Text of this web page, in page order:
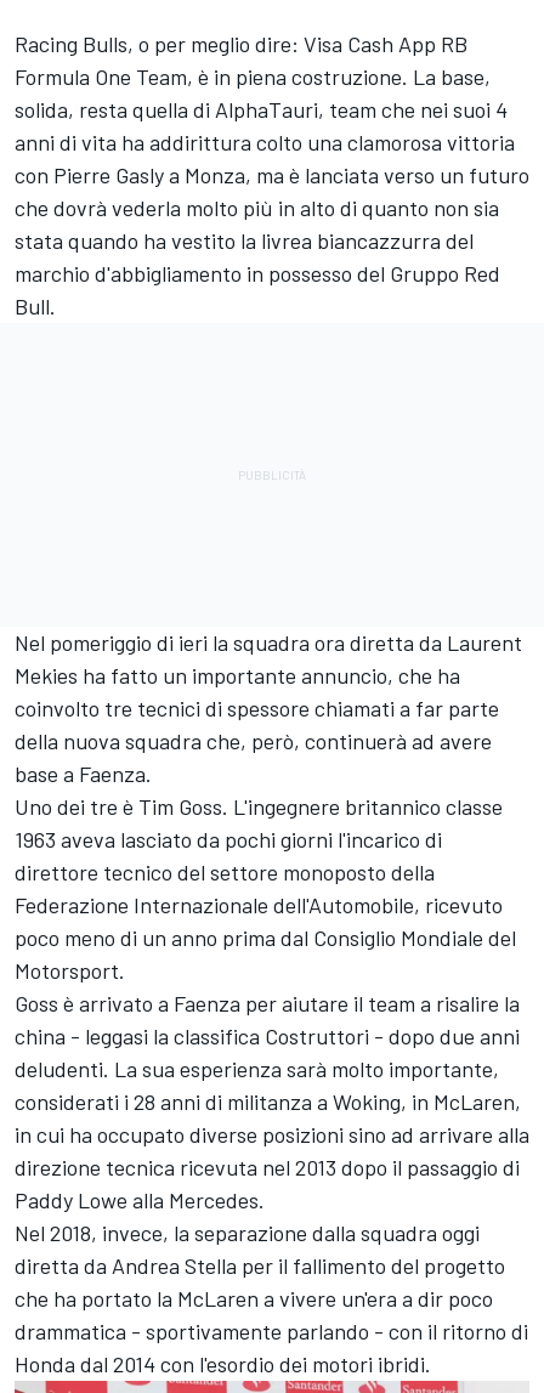
Racing Bulls, o per meglio dire: Visa Cash App RB
Formula One Team, è in piena costruzione. La base,
solida, resta quella di AlphaTauri, team che nei suoi 4
anni di vita ha addirittura colto una clamorosa vittoria
con Pierre Gasly a Monza, ma è lanciata verso un futuro
che dovrà vederla molto più in alto di quanto non sia
stata quando ha vestito la livrea biancazzurra del
marchio d'abbigliamento in possesso del Gruppo Red
Bull.
Nel pomeriggio di ieri la squadra ora diretta da Laurent
Mekies ha fatto un importante annuncio, che ha
coinvolto tre tecnici di spessore chiamati a far parte
della nuova squadra che, però, continuerà ad avere
base a Faenza.
Uno dei tre è Tim Goss. L'ingegnere britannico classe
1963 aveva lasciato da pochi giorni l'incarico di
direttore tecnico del settore monoposto della
Federazione Internazionale dell'Automobile, ricevuto
poco meno di un anno prima dal Consiglio Mondiale del
Motorsport.
Goss è arrivato a Faenza per aiutare il team a risalire la
china - leggasi la classifica Costruttori - dopo due anni
deludenti. La sua esperienza sarà molto importante,
considerati i 28 anni di militanza a Woking, in McLaren,
in cui ha occupato diverse posizioni sino ad arrivare alla
direzione tecnica ricevuta nel 2013 dopo il passaggio di
Paddy Lowe alla Mercedes.
Nel 2018, invece, la separazione dalla squadra oggi
diretta da Andrea Stella per il fallimento del progetto
che ha portato la McLaren a vivere un'era a dir poco
drammatica - sportivamente parlando - con il ritorno di
Honda dal 2014 con l'esordio dei motori ibridi.